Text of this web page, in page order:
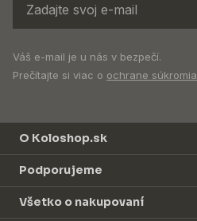
Váš e-mail je u nás v bezpečí.
Prečítajte si viac o ochrane súkromia
O Koloshop.sk
Podporujeme
Všetko o nakupovaní